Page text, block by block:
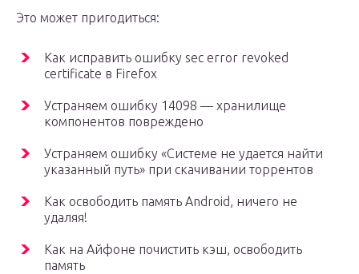
Это может пригодиться:
Как исправить ошибку sec error revoked
certificate в Firefox
Устраняем ошибку 14098 — хранилище
компонентов повреждено
Устраняем ошибку «Системе не удается найти
указанный путь» при скачивании торрентов
Как освободить память Android, ничего не
удаляя!
Как на Айфоне почистить кэш, освободить
память